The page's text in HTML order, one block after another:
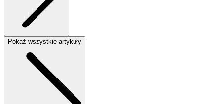
Pokaż wszystkie artykuły